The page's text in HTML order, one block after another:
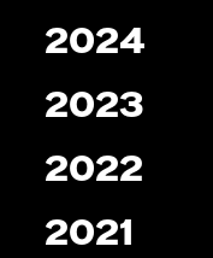
2024
2023
2022
2021